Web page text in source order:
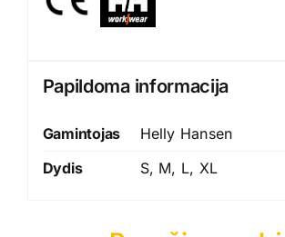
Papildoma informacija
Gamintojas
Helly Hansen
Dydis
S, M, L, XL